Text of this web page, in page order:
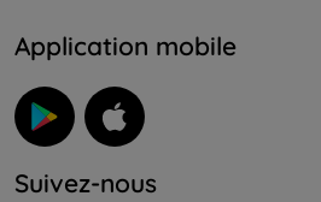
Application mobile
Suivez-nous